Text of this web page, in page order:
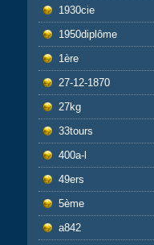
1930cie
1950diplôme
1ère
27-12-1870
27kg
33tours
400a-l
49ers
5ème
a842